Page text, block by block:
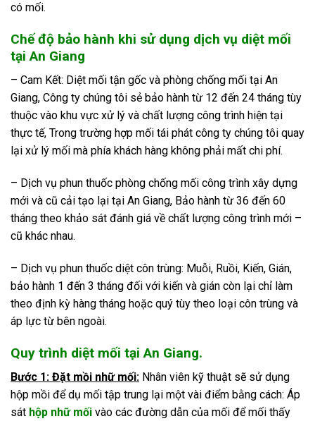
có mối.
Chế độ bảo hành khi sử dụng dịch vụ diệt mối
tại An Giang
– Cam Kết: Diệt mối tận gốc và phòng chống mối tại An
Giang, Công ty chúng tôi sẻ bảo hành từ 12 đến 24 tháng tùy
thuộc vào khu vực xử lý và chất lượng công trình hiện tại
thực tế, Trong trường hợp mối tái phát công ty chúng tôi quay
lại xử lý mối mà phía khách hàng không phải mất chi phí.
– Dịch vụ phun thuốc phòng chống mối công trình xây dựng
mới và cũ cải tạo lại tại An Giang, Bảo hành từ 36 đến 60
tháng theo khảo sát đánh giá về chất lượng công trình mới –
cũ khác nhau.
– Dịch vụ phun thuốc diệt côn trùng: Muỗi, Ruồi, Kiến, Gián,
bảo hành 1 đến 3 tháng đối với kiến và gián còn lại chỉ làm
theo định kỳ hàng tháng hoặc quý tùy theo loại côn trùng và
áp lực từ bên ngoài.
Quy trình diệt mối tại An Giang.
Bước 1: Đặt mồi nhữ mối: Nhân viên kỹ thuật sẽ sử dụng
hộp mồi để dụ mối tập trung lại một vài điểm bằng cách: Áp
sát hộp nhữ mối vào các đường dẫn của mối để mối thấy